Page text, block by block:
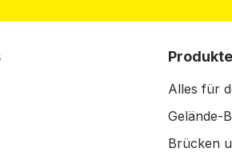
Produkte
Alles für
Gelände-
Brücken